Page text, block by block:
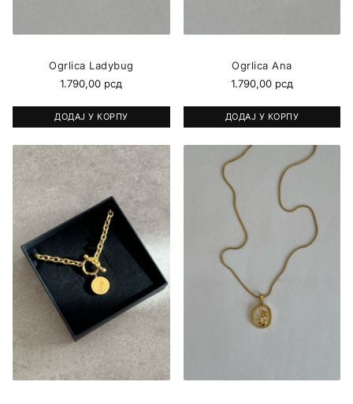
Ogrlica Ladybug
1.790,00 рсд
ДОДАЈ У КОРПУ
Ogrlica Ana
1.790,00 рсд
ДОДАЈ У КОРПУ